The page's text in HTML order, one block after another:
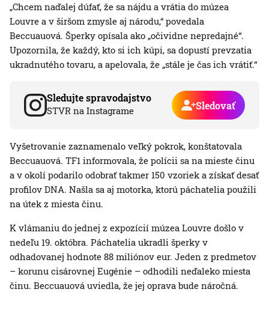
„Chcem naďalej dúfať, že sa nájdu a vrátia do múzea
Louvre a v širšom zmysle aj národu,“ povedala
Beccuauová. Šperky opísala ako „očividne nepredajné“.
Upozornila, že každý, kto si ich kúpi, sa dopustí prevzatia
ukradnutého tovaru, a apelovala, že „stále je čas ich vrátiť.“
Sledujte spravodajstvo
STVR na Instagrame Sledovať
Vyšetrovanie zaznamenalo veľký pokrok, konštatovala
Beccuauová. TF1 informovala, že polícii sa na mieste činu
a v okolí podarilo odobrať takmer 150 vzoriek a získať desať
profilov DNA. Našla sa aj motorka, ktorú páchatelia použili
na útek z miesta činu.
K vlámaniu do jednej z expozícií múzea Louvre došlo v
nedeľu 19. októbra. Páchatelia ukradli šperky v
odhadovanej hodnote 88 miliónov eur. Jeden z predmetov
– korunu cisárovnej Eugénie – odhodili neďaleko miesta
činu. Beccuauová uviedla, že jej oprava bude náročná.